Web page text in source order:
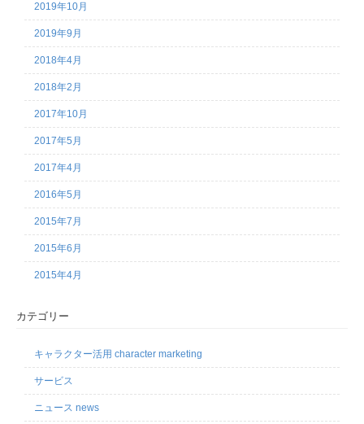
2019年10月
2019年9月
2018年4月
2018年2月
2017年10月
2017年5月
2017年4月
2016年5月
2015年7月
2015年6月
2015年4月
カテゴリー
キャラクター活用 character marketing
サービス
ニュース news